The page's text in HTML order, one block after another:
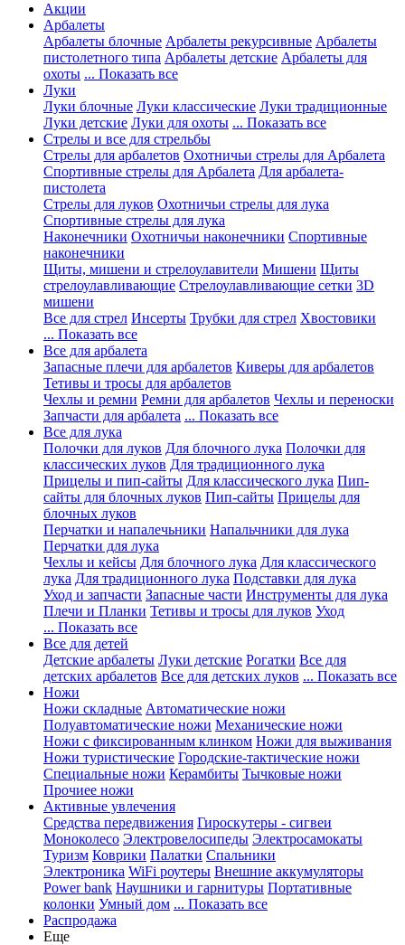
Акции
Арбалеты
Арбалеты блочные Арбалеты рекурсивные Арбалеты
пистолетного типа Арбалеты детские Арбалеты для
охоты ... Показать все
Луки
Луки блочные Луки классические Луки традиционные
Луки детские Луки для охоты ... Показать все
Стрелы и все для стрельбы
Стрелы для арбалетов Охотничьи стрелы для Арбалета
Спортивные стрелы для Арбалета Для арбалета-
пистолета
Стрелы для луков Охотничьи стрелы для лука
Спортивные стрелы для лука
Наконечники Охотничьи наконечники Спортивные
наконечники
Щиты, мишени и стрелоулавители Мишени Щиты
стрелоулавливающие Стрелоулавливающие сетки 3D
мишени
Все для стрел Инсерты Трубки для стрел Хвостовики
... Показать все
Все для арбалета
Запасные плечи для арбалетов Киверы для арбалетов
Тетивы и тросы для арбалетов
Чехлы и ремни Ремни для арбалетов Чехлы и переноски
Запчасти для арбалета ... Показать все
Все для лука
Полочки для луков Для блочного лука Полочки для
классических луков Для традиционного лука
Прицелы и пип-сайты Для классического лука Пип-
сайты для блочных луков Пип-сайты Прицелы для
блочных луков
Перчатки и напалечьники Напальчники для лука
Перчатки для лука
Чехлы и кейсы Для блочного лука Для классического
лука Для традиционного лука Подставки для лука
Уход и запчасти Запасные части Инструменты для лука
Плечи и Планки Тетивы и тросы для луков Уход
... Показать все
Все для детей
Детские арбалеты Луки детские Рогатки Все для
детских арбалетов Все для детских луков ... Показать все
Ножи
Ножи складные Автоматические ножи
Полуавтоматические ножи Механические ножи
Ножи с фиксированным клинком Ножи для выживания
Ножи туристические Городские-тактические ножи
Специальные ножи Керамбиты Тычковые ножи
Прочиее ножи
Активные увлечения
Средства передвижения Гироскутеры - сигвеи
Моноколесо Электровелосипеды Электросамокаты
Туризм Коврики Палатки Спальники
Электроника WiFi роутеры Внешние аккумуляторы
Power bank Наушники и гарнитуры Портативные
колонки Умный дом ... Показать все
Распродажа
Еще